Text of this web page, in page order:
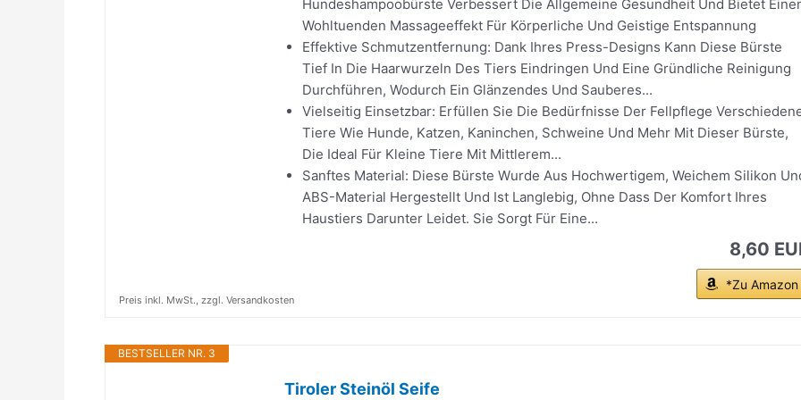
Hundeshampoobürste Verbessert Die Allgemeine Gesundheit Und Bietet
Wohltuenden Massageeffekt Für Körperliche Und Geistige Entspannung
Effektive Schmutzentfernung: Dank Ihres Press-Designs Kann Diese Bürste
Tief In Die Haarwurzeln Des Tiers Eindringen Und Eine Gründliche Reinigung
Durchführen, Wodurch Ein Glänzendes Und Sauberes...
Vielseitig Einsetzbar: Erfüllen Sie Die Bedürfnisse Der Fellpflege
Tiere Wie Hunde, Katzen, Kaninchen, Schweine Und Mehr Mit Dieser Bürste,
Die Ideal Für Kleine Tiere Mit Mittlerem...
Sanftes Material: Diese Bürste Wurde Aus Hochwertigem, Weichem Silikon
ABS-Material Hergestellt Und Ist Langlebig, Ohne Dass Der Komfort Ihres
Haustiers Darunter Leidet. Sie Sorgt Für Eine...
8,60
*Zu Amazon
Preis inkl. MwSt., zzgl. Versandkosten
BESTSELLER NR. 3
Tiroler Steinöl Seife